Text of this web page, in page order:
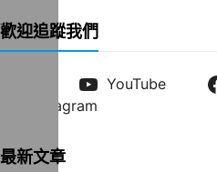
歡迎追蹤我們
YouTube
Instagram
最新文章